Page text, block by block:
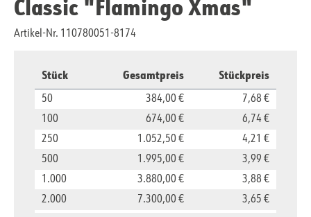
Classic "Flamingo Xmas"
Artikel-Nr. 110780051-8174
Stück Gesamtpreis Stückpreis
50 384,00 €
7,68 €
100
674,00 €
6,74 €
250
1.052,50 €
4,21 €
500
1.995,00 €
3,99 €
1.000
3.880,00 €
3,88 €
2.000
7.300,00 €
3,65 €